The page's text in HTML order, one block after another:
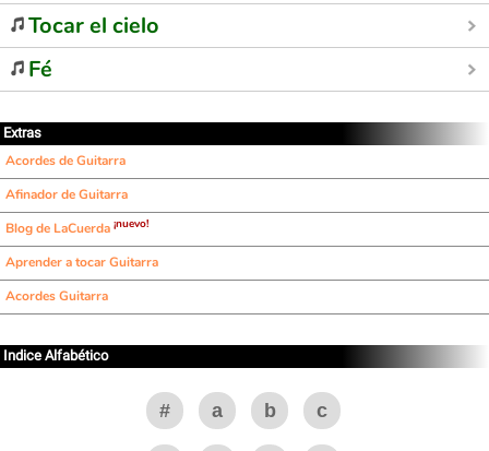
Tocar el cielo
Fé
Extras
Acordes de Guitarra
Afinador de Guitarra
Blog de LaCuerda ¡nuevo!
Aprender a tocar Guitarra
Acordes Guitarra
Indice Alfabético
# a b c